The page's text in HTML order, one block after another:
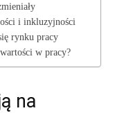
i inkluzyjności
rynku pracy
w pracy?
na